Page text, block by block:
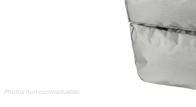
Photos non contractuelles